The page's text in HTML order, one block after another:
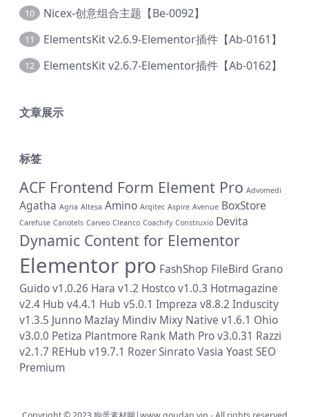
10 Nicex-创意组合主题【Be-0092】
11 ElementsKit v2.6.9-Elementor插件【Ab-0161】
12 ElementsKit v2.6.7-Elementor插件【Ab-0162】
文章展示
标签
ACF Frontend Form Element Pro Advomedi
Agatha Agria Altesa Amino Arqitec Aspire Avenue BoxStore
Carefuse Cariotels Carveo Cleanco Coachify Construxio Devita
Dynamic Content for Elementor
Elementor pro FashShop FileBird Grano
Guido v1.0.26 Hara v1.2 Hostco v1.0.3 Hotmagazine
v2.4 Hub v4.4.1 Hub v5.0.1 Impreza v8.8.2 Induscity
v1.3.5 Junno Mazlay Mindiv Mixy Native v1.6.1 Ohio
v3.0.0 Petiza Plantmore Rank Math Pro v3.0.31 Razzi
v2.1.7 REHub v19.7.1 RozerSinratoVasia Yoast SEO
Premium